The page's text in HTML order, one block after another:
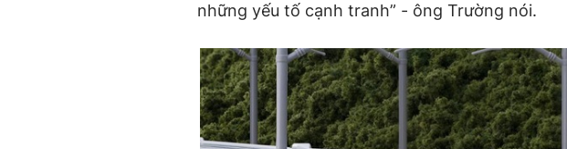
những yếu tố cạnh tranh” - ông Trường nói.